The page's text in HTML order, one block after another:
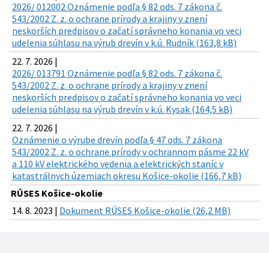
2026/ 012002 Oznámenie podľa § 82 ods. 7 zákona č.
543/2002 Z. z. o ochrane prírody a krajiny v znení
neskorších predpisov o začatí správneho konania vo veci
udelenia súhlasu na výrub drevín v k.ú. Rudník (163,8 kB)
22. 7. 2026 |
2026/ 013791 Oznámenie podľa § 82 ods. 7 zákona č.
543/2002 Z. z. o ochrane prírody a krajiny v znení
neskorších predpisov o začatí správneho konania vo veci
udelenia súhlasu na výrub drevín v k.ú. Kysak (164,5 kB)
22. 7. 2026 |
Oznámenie o výrube drevín podľa § 47 ods. 7 zákona
543/2002 Z. z. o ochrane prírody v ochrannom pásme 22 kV
a 110 kV elektrického vedenia a elektrických staníc v
katastrálnych územiach okresu Košice-okolie (166,7 kB)
RÚSES Košice-okolie
14. 8. 2023 | Dokument RÚSES Košice-okolie (26,2 MB)